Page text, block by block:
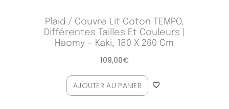
Plaid / Couvre Lit Coton TEMPO,
Différentes Tailles Et Couleurs |
Haomy – Kaki, 180 X 260 Cm
109,00€
AJOUTER AU PANIER